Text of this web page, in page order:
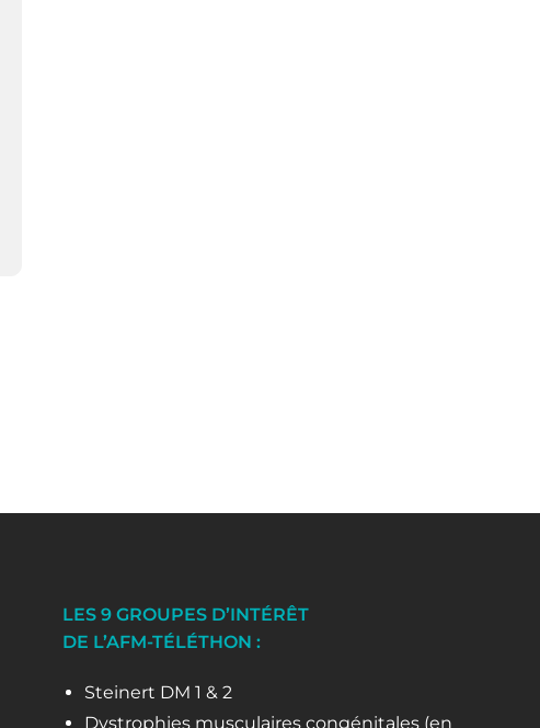
LES 9 GROUPES D’INTÉRÊT
DE L’AFM-TÉLÉTHON :
Steinert DM 1 & 2
Dystrophies musculaires congénitales (en